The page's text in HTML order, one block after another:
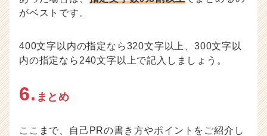
がベストです。
400文字以内の指定なら320文字以上、300文字以
内の指定なら240文字以上で記入しましょう。
6. まとめ
ここまで、自己PRの書き方やポイントをご紹介し